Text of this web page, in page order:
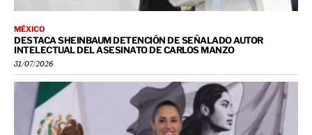
MÉXICO
DESTACA SHEINBAUM DETENCIÓN DE SEÑALADO AUTOR
INTELECTUAL DEL ASESINATO DE CARLOS MANZO
31/07/2026